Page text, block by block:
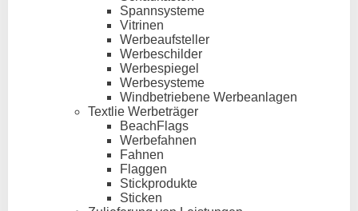
Spannsysteme
Vitrinen
Werbeaufsteller
Werbeschilder
Werbespiegel
Werbesysteme
Windbetriebene Werbeanlagen
Textlie Werbeträger
BeachFlags
Werbefahnen
Fahnen
Flaggen
Stickprodukte
Sticken